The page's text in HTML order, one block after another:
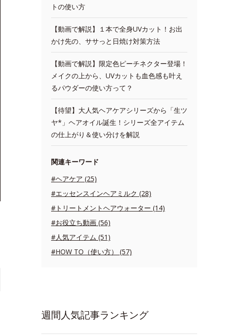
トの使い方
【動画で解説】１本で全身UVカット！お出
かけ先の、ササっと日焼け対策方法
【動画で解説】限定色ピーチネクター登場！
メイクの上から、UVカットも血色感も叶え
るパウダーの使い方って？
【待望】大人気ヘアケアシリーズから「生ツ
ヤ*」ヘアオイル誕生！シリーズ全アイテム
の仕上がり＆使い分けを解説
関連キーワード
#ヘアケア (25)
#エッセンスインヘアミルク (28)
#トリートメントヘアウォーター (14)
#お役立ち動画 (56)
#人気アイテム (51)
#HOW TO（使い方） (57)
週間人気記事ランキング